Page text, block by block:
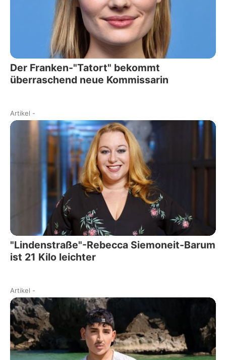
Der Franken-"Tatort" bekommt
überraschend neue Kommissarin
Artikel -
"Lindenstraße"-Rebecca Siemoneit-Barum
ist 21 Kilo leichter
Artikel -